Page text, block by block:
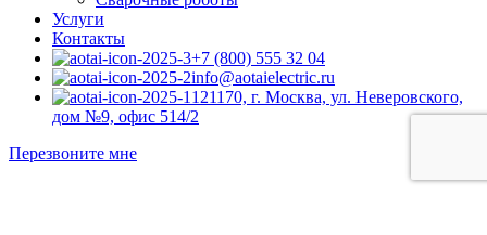
Услуги
Контакты
+7 (800) 555 32 04
info@aotaielectric.ru
121170, г. Москва, ул. Неверовского,
дом №9, офис 514/2
Перезвоните мне